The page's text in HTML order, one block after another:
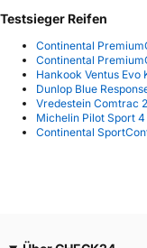
Testsieger Reifen
Continental
Continental
Hankook Ventus Evo
Dunlop Blue
Vredestein Comtrac
Michelin Pilot Sport
Continental